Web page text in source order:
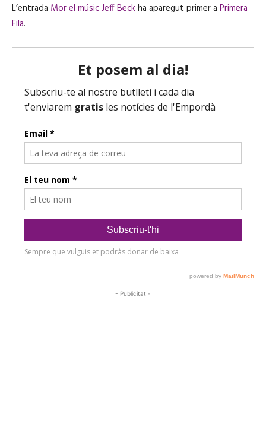
L’entrada Mor el músic Jeff Beckha aparegut primer a Primera
Fila.
- Publicitat -